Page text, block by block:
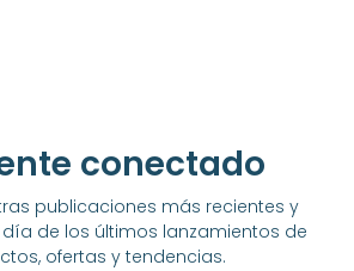
conectado
publicaciones más recientes y
de los últimos lanzamientos de
ofertas y tendencias.